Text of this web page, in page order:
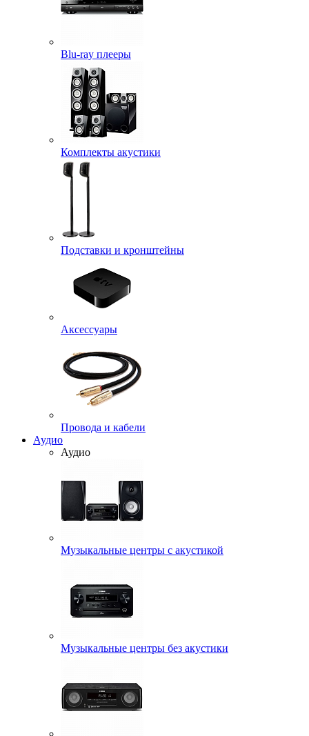
Blu-ray плееры
Комплекты акустики
Подставки и кронштейны
Аксессуары
Провода и кабели
Аудио
Аудио
Музыкальные центры с акустикой
Музыкальные центры без акустики